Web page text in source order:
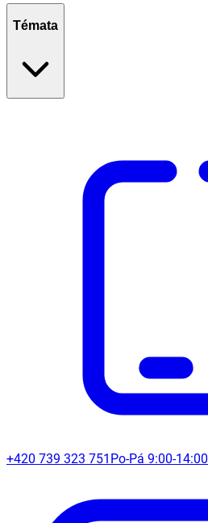
Témata
+420 739 323 751 Po-Pá 9:00-14:00